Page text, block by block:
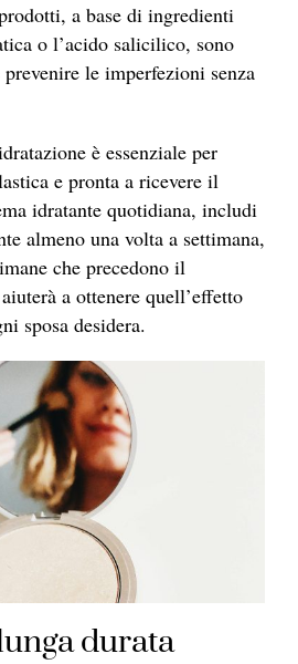
a base di ingredienti
o l’acido salicilico, sono
le imperfezioni senza
è essenziale per
e pronta a ricevere il
idratante quotidiana, includi
almeno una volta a settimana,
che precedono il
a ottenere quell’effetto
sposa desidera.
durata